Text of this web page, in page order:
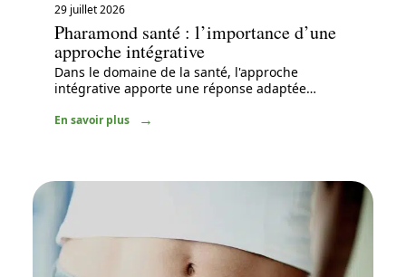
29 juillet 2026
Pharamond santé : l’importance d’une
approche intégrative
Dans le domaine de la santé, l'approche
intégrative apporte une réponse adaptée…
En savoir plus